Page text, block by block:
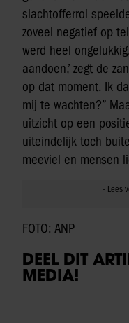
slachtofferrol
zoveel negatief op
werd heel
aandoen,’ zegt de
op dat moment. Ik
mij te wachten?”
uitzicht op een
uiteindelijk toch
meeviel en mensen
FOTO: ANP
DEEL DIT
MEDIA!